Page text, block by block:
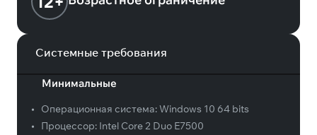
Системные требования
Минимальные
• Операционная система:Windows 10 64 bits
•
Процессор: Intel Core 2 Duo E7500